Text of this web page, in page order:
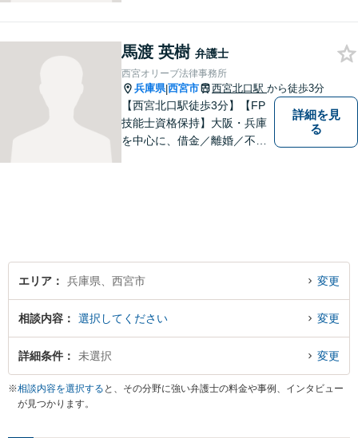
ります。まずはご相談へお越
しください【完全個室対応】
馬渡 英樹 弁護士
西宮オリーブ法律事務所
兵庫県|西宮市 西宮北口駅 から徒歩3分
【西宮北口駅徒歩3分】【FP
技能士資格保持】大阪・兵庫
を中心に、借金／離婚／不動
詳細を見
る
エリア 兵庫県、西宮市 変更
相談内容 選択してください 変更
詳細条件 未選択 変更
※相談内容を選択する と、その分野に強い弁護士の料金や事例、インタビュー
が見つかります。